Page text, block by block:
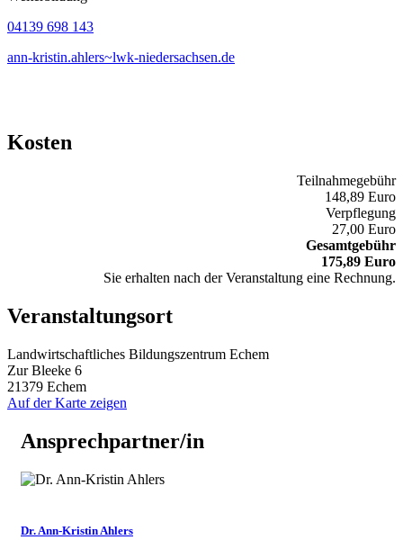
04139 698 143
ann-kristin.ahlers~lwk-niedersachsen.de
Kosten
Teilnahmegebühr
148,89 Euro
Verpflegung
27,00 Euro
Gesamtgebühr
175,89 Euro
Sie erhalten nach der Veranstaltung eine Rechnung.
Veranstaltungsort
Landwirtschaftliches Bildungszentrum Echem
Zur Bleeke 6
21379 Echem
Auf der Karte zeigen
Ansprechpartner/in
Dr. Ann-Kristin Ahlers